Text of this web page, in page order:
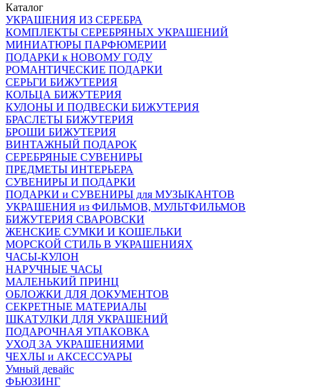
Каталог
УКРАШЕНИЯ ИЗ СЕРЕБРА
КОМПЛЕКТЫ СЕРЕБРЯНЫХ УКРАШЕНИЙ
МИНИАТЮРЫ ПАРФЮМЕРИИ
ПОДАРКИ к НОВОМУ ГОДУ
РОМАНТИЧЕСКИЕ ПОДАРКИ
СЕРЬГИ БИЖУТЕРИЯ
КОЛЬЦА БИЖУТЕРИЯ
КУЛОНЫ И ПОДВЕСКИ БИЖУТЕРИЯ
БРАСЛЕТЫ БИЖУТЕРИЯ
БРОШИ БИЖУТЕРИЯ
ВИНТАЖНЫЙ ПОДАРОК
СЕРЕБРЯНЫЕ СУВЕНИРЫ
ПРЕДМЕТЫ ИНТЕРЬЕРА
СУВЕНИРЫ И ПОДАРКИ
ПОДАРКИ и СУВЕНИРЫ для МУЗЫКАНТОВ
УКРАШЕНИЯ из ФИЛЬМОВ, МУЛЬТФИЛЬМОВ
БИЖУТЕРИЯ СВАРОВСКИ
ЖЕНСКИЕ СУМКИ И КОШЕЛЬКИ
МОРСКОЙ СТИЛЬ В УКРАШЕНИЯХ
ЧАСЫ-КУЛОН
НАРУЧНЫЕ ЧАСЫ
МАЛЕНЬКИЙ ПРИНЦ
ОБЛОЖКИ ДЛЯ ДОКУМЕНТОВ
СЕКРЕТНЫЕ МАТЕРИАЛЫ
ШКАТУЛКИ ДЛЯ УКРАШЕНИЙ
ПОДАРОЧНАЯ УПАКОВКА
УХОД ЗА УКРАШЕНИЯМИ
ЧEХЛЫ и АКСЕССУАРЫ
Умный девайс
ФЬЮЗИНГ